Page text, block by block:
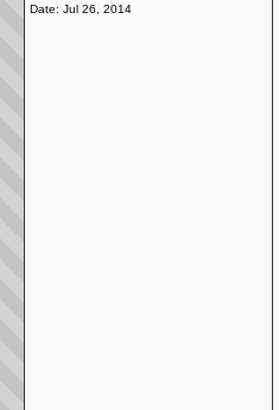
Date: Jul 26, 2014